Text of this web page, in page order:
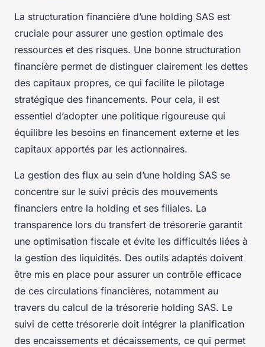
La structuration financière d’une holding SAS est
cruciale pour assurer une gestion optimale des
ressources et des risques. Une bonne structuration
financière permet de distinguer clairement les dettes
des capitaux propres, ce qui facilite le pilotage
stratégique des financements. Pour cela, il est
essentiel d’adopter une politique rigoureuse qui
équilibre les besoins en financement externe et les
capitaux apportés par les actionnaires.
La gestion des flux au sein d’une holding SAS se
concentre sur le suivi précis des mouvements
financiers entre la holding et ses filiales. La
transparence lors du transfert de trésorerie garantit
une optimisation fiscale et évite les difficultés liées à
la gestion des liquidités. Des outils adaptés doivent
être mis en place pour assurer un contrôle efficace
de ces circulations financières, notamment au
travers du calcul de la trésorerie holding SAS. Le
suivi de cette trésorerie doit intégrer la planification
des encaissements et décaissements, ce qui permet